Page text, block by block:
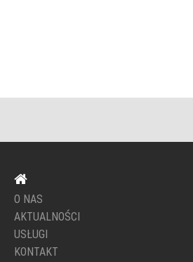
O NAS
AKTUALNOŚCI
USŁUGI
KONTAKT